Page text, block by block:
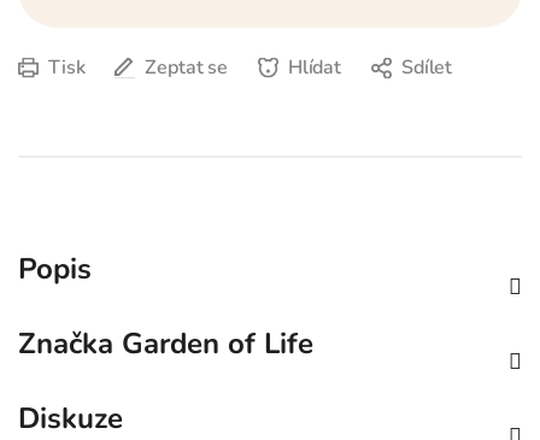
Tisk Zeptat se Hlídat Sdílet
Popis
Značka Garden of Life
Diskuze